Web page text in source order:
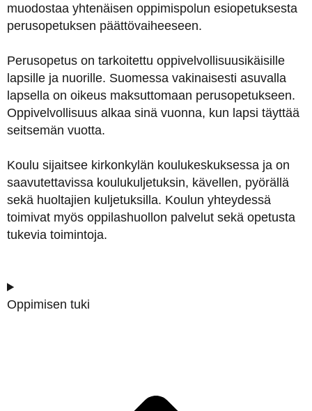
muodostaa yhtenäisen oppimispolun esiopetuksesta
perusopetuksen päättövaiheeseen.
Perusopetus on tarkoitettu oppivelvollisuusikäisille
lapsille ja nuorille. Suomessa vakinaisesti asuvalla
lapsella on oikeus maksuttomaan perusopetukseen.
Oppivelvollisuus alkaa sinä vuonna, kun lapsi täyttää
seitsemän vuotta.
Koulu sijaitsee kirkonkylän koulukeskuksessa ja on
saavutettavissa koulukuljetuksin, kävellen, pyörällä
sekä huoltajien kuljetuksilla. Koulun yhteydessä
toimivat myös oppilashuollon palvelut sekä opetusta
tukevia toimintoja.
Oppimisen tuki